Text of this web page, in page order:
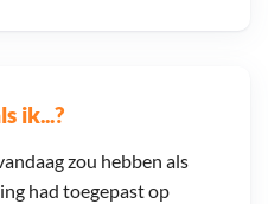
ik...?
zou hebben als
had toegepast op